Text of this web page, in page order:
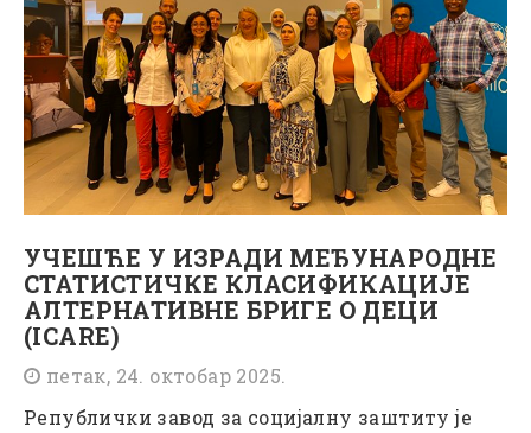
УЧЕШЋЕ У ИЗРАДИ МЕЂУНАРОДНЕ
СТАТИСТИЧКЕ КЛАСИФИКАЦИЈЕ
АЛТЕРНАТИВНЕ БРИГЕ О ДЕЦИ
(ICARE)
петак, 24. октобар 2025.
Републички завод за социјалну заштиту je